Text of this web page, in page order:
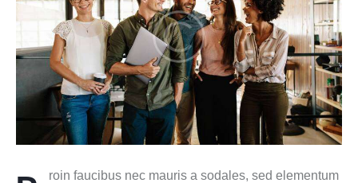
roin faucibus nec mauris a sodales, sed elementum